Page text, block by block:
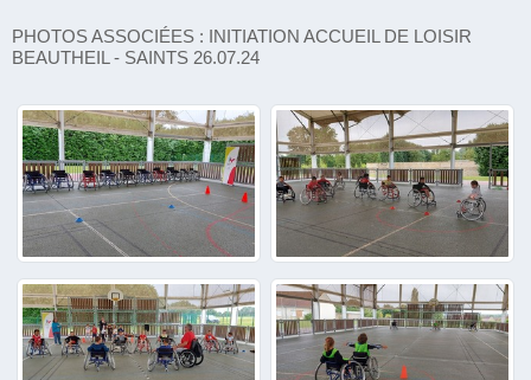
PHOTOS ASSOCIÉES : INITIATION ACCUEIL DE LOISIR
BEAUTHEIL - SAINTS 26.07.24